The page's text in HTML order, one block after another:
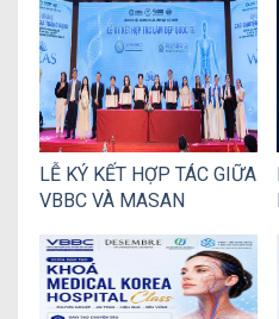
LỄ KÝ KẾT HỢP TÁC GIỮA
VBBC VÀ MASAN
QUỐC: MỞ RỘNG CƠ HỘI
ĐÀO TẠO VÀ PHÁT TRIỂN
NGUỒN NHÂN LỰC